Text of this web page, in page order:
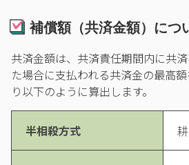
補償額（共済金額）につ
共済金額は、共済責任期間内に共
た場合に支払われる共済金の最高
り以下のように算出します。
半相殺方式